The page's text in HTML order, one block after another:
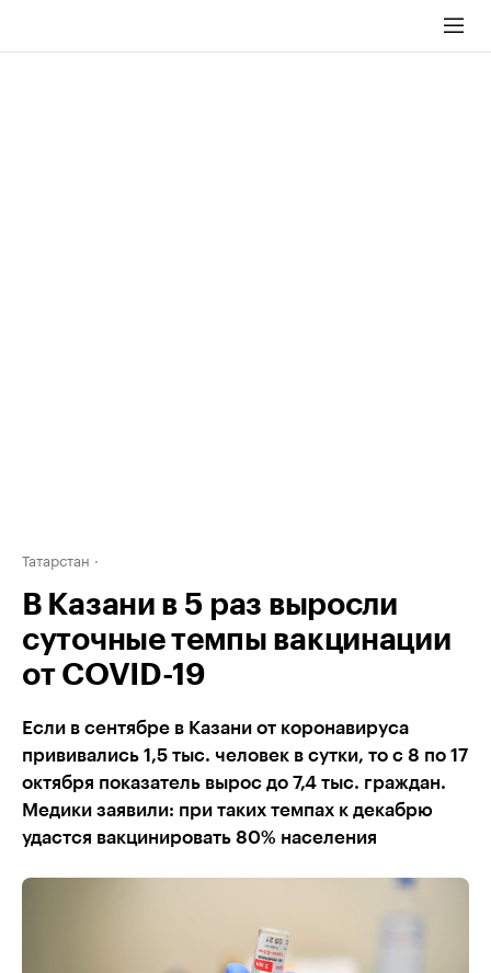
Татарстан
В Казани в 5 раз выросли
суточные темпы вакцинации
от COVID-19
Если в сентябре в Казани от коронавируса
прививались 1,5 тыс. человек в сутки, то с 8 по 17
октября показатель вырос до 7,4 тыс. граждан.
Медики заявили: при таких темпах к декабрю
удастся вакцинировать 80% населения